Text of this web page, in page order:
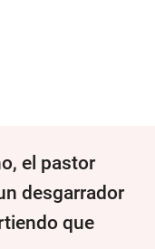
el pastor
desgarrador
que